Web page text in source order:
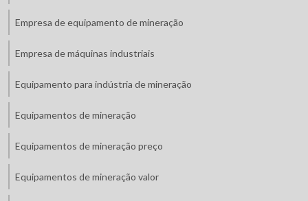
Empresa de equipamento de mineração
Empresa de máquinas industriais
Equipamento para indústria de mineração
Equipamentos de mineração
Equipamentos de mineração preço
Equipamentos de mineração valor